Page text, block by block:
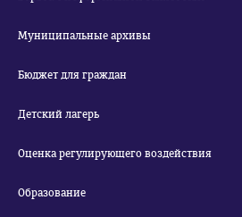
Муниципальные архивы
Бюджет для граждан
Детский лагерь
Оценка регулирующего воздействия
Образование